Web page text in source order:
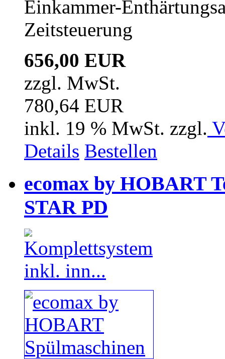
Einkammer-
Zeitsteuerung
656,00 EUR
zzgl. MwSt.
780,64 EUR
inkl. 19 % MwSt. zzgl.
Details Bestellen
ecomax by HOBART
STAR PD